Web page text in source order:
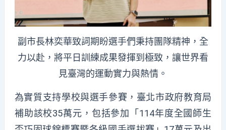
副市長林奕華致詞期盼選手們秉持團隊精神，全
力以赴，將平日訓練成果發揮到極致，讓世界看
見臺灣的運動實力與熱情。
為實質支持學校與選手參賽，臺北市政府教育局
補助該校35萬元，包括參加「114年度全國師生